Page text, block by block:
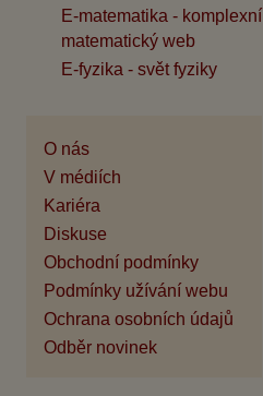
E-matematika - komplexní
matematický web
E-fyzika - svět fyziky
O nás
V médiích
Kariéra
Diskuse
Obchodní podmínky
Podmínky užívání webu
Ochrana osobních údajů
Odběr novinek